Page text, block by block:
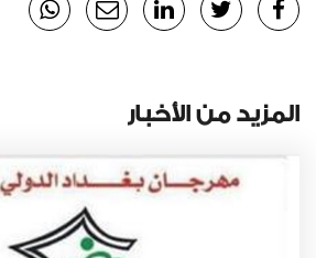
المزيد من الأخبار